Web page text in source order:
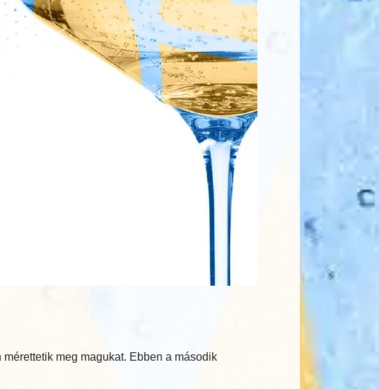
meg magukat. Ebben a második